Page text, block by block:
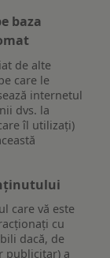
baza
de alte
care le
internetul
dvs. la
îl utilizați)
care vă este
cu
dacă, de
publicitar) a